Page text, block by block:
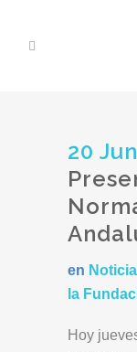
20
en
la
Hoy